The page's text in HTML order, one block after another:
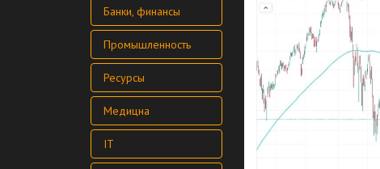
Банки, финансы
Промышленность
Ресурсы
Медицна
IT